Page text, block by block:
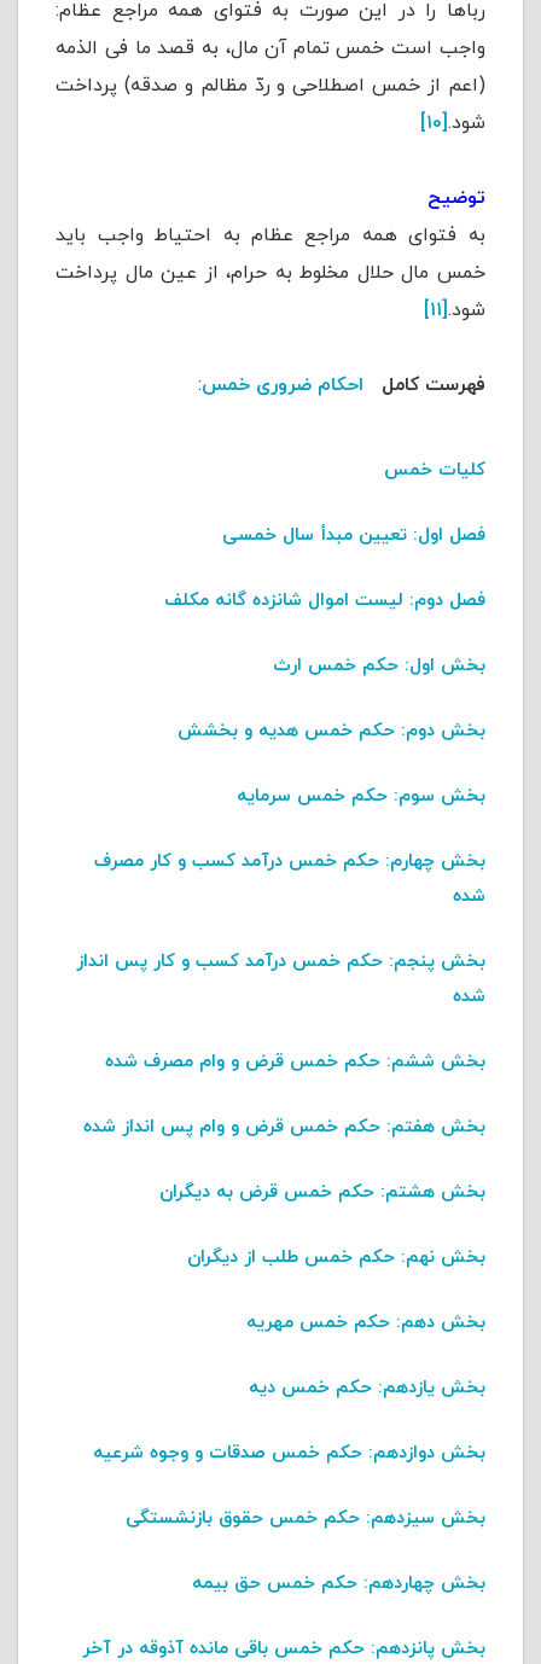
رباها را در این صورت به فتوای همه مراجع عظام:
واجب است خمس تمام آن مال، به قصد ما فی الذمه
(اعم از خمس اصطلاحی و ردّ مظالم و صدقه) پرداخت
شود.[۱۰]
توضیح
به فتوای همه مراجع عظام به احتیاط واجب باید
خمس مال حلال مخلوط به حرام، از عین مال پرداخت
شود.[۱۱]
فهرست کامل احکام ضروری خمس:
کلیات خمس
فصل اول: تعیین مبدأ سال خمسی
فصل دوم: لیست اموال شانزده گانه مکلف
بخش اول:حکم خمس ارث
بخش دوم:حکم خمس هدیه و بخشش
بخش سوم:حکم خمس سرمایه
بخش چهارم:حکم خمس درآمد کسب و کار مصرف
شده
بخش پنجم: حکم خمس درآمد کسب و کار پس انداز
شده
بخش ششم: حکم خمس قرض و وام مصرف شده
بخش هفتم: حکم خمس قرض و وام پس انداز شده
بخش هشتم: حکم خمس قرض به دیگران
بخش نهم: حکم خمس طلب از دیگران
بخش دهم: حکم خمس مهریه
بخش یازدهم: حکم خمس دیه
بخش دوازدهم: حکم خمس صدقات و وجوه شرعیه
بخش سیزدهم: حکم خمس حقوق بازنشستگی
بخش چهاردهم: حکم خمس حق بیمه
بخش پانزدهم: حکم خمس باقی مانده آذوقه در آخر